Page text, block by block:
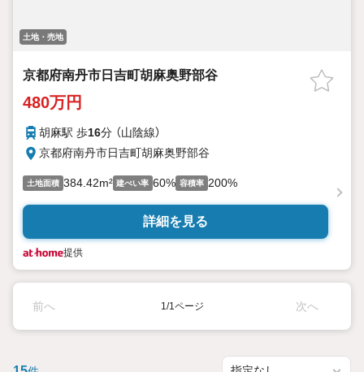
土地・売地
京都府南丹市日吉町胡麻奥野部谷
480万円
胡麻駅 歩16分 （山陰線）
京都府南丹市日吉町胡麻奥野部谷
土地面積 384.42m² 建ぺい率 60% 容積率 200%
詳細を見る
提供
前へ 1/1ページ 次へ